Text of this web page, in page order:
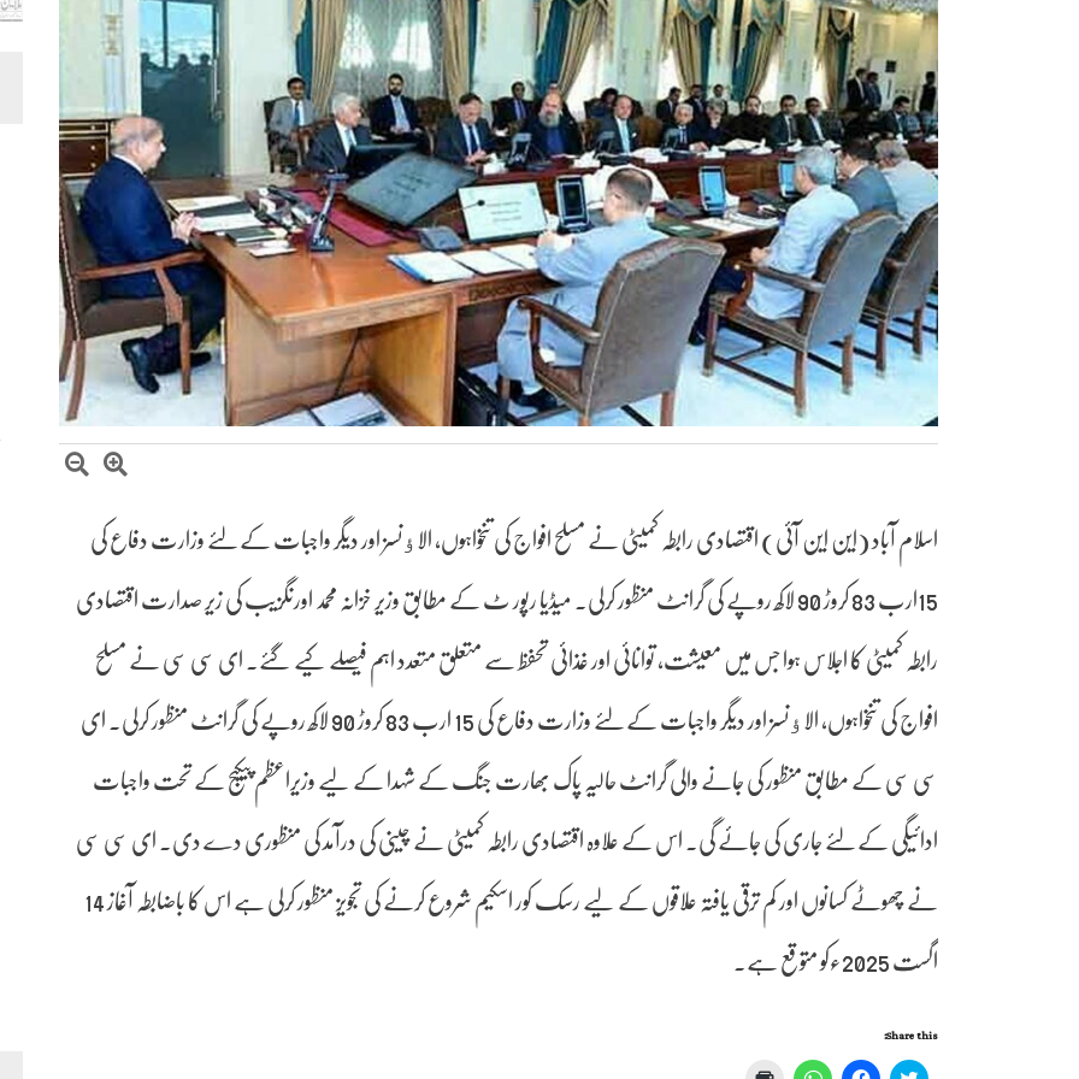
اسلام آباد (این این آئی) اقتصادی رابطہ کمیٹی نے مسلح افواج کی تنخواہوں، الاﺅنسز اور دیگر واجبات کےلئے وزارت دفاع کی
15ارب 83 کروڑ 90 لاکھ روپے کی گرانٹ منظور کرلی۔ میڈیا رپور ٹ کے مطابق وزیر خزانہ محمد اورنگزیب کی زیر صدارت اقتصادی
رابطہ کمیٹی کا اجلاس ہوا جس میں معیشت، توانائی اور غذائی تحفظ سے متعلق متعدد اہم فیصلے کیے گئے۔ ای سی سی نے مسلح
افواج کی تنخواہوں، الاﺅنسز اور دیگر واجبات کےلئے وزارت دفاع کی 15 ارب 83 کروڑ 90 لاکھ روپے کی گرانٹ منظور کرلی۔ ای
سی سی کے مطابق منظور کی جانے والی گرانٹ حالیہ پاک بھارت جنگ کے شہدا کے لیے وزیراعظم پیکیج کے تحت واجبات
ادائیگی کےلئے جاری کی جائے گی۔ اس کے علاوہ اقتصادی رابطہ کمیٹی نے چینی کی درآمد کی منظوری دے دی۔ ای سی سی
نے چھوٹے کسانوں اور کم ترقی یافتہ علاقوں کے لیے رسک کور اسکیم شروع کرنے کی تجویز منظور کرلی ہے اس کا باضابطہ آغاز 14
اگست 2025ءکو متوقع ہے۔
Share this: